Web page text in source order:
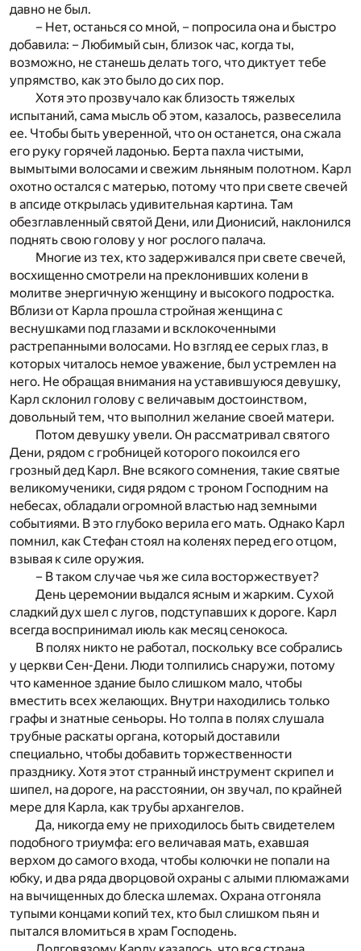
давно не был.
– Нет, останься со мной, – попросила она и быстро
добавила: – Любимый сын, близок час, когда ты,
возможно, не станешь делать того, что диктует тебе
упрямство, как это было до сих пор.
Хотя это прозвучало как близость тяжелых
испытаний, сама мысль об этом, казалось, развеселила
ее. Чтобы быть уверенной, что он останется, она сжала
его руку горячей ладонью. Берта пахла чистыми,
вымытыми волосами и свежим льняным полотном. Карл
охотно остался с матерью, потому что при свете свечей
в апсиде открылась удивительная картина. Там
обезглавленный святой Дени, или Дионисий, наклонился
поднять свою голову у ног рослого палача.
Многие из тех, кто задерживался при свете свечей,
восхищенно смотрели на преклонивших колени в
молитве энергичную женщину и высокого подростка.
Вблизи от Карла прошла стройная женщина с
веснушками под глазами и всклокоченными
растрепанными волосами. Но взгляд ее серых глаз, в
которых читалось немое уважение, был устремлен на
него. Не обращая внимания на уставившуюся девушку,
Карл склонил голову с величавым достоинством,
довольный тем, что выполнил желание своей матери.
Потом девушку увели. Он рассматривал святого
Дени, рядом с гробницей которого покоился его
грозный дед Карл. Вне всякого сомнения, такие святые
великомученики, сидя рядом с троном Господним на
небесах, обладали огромной властью над земными
событиями. В это глубоко верила его мать. Однако Карл
помнил, как Стефан стоял на коленях перед его отцом,
взывая к силе оружия.
– В таком случае чья же сила восторжествует?
День церемонии выдался ясным и жарким. Сухой
сладкий дух шел с лугов, подступавших к дороге. Карл
всегда воспринимал июль как месяц сенокоса.
В полях никто не работал, поскольку все собрались
у церкви Сен-Дени. Люди толпились снаружи, потому
что каменное здание было слишком мало, чтобы
вместить всех желающих. Внутри находились только
графы и знатные сеньоры. Но толпа в полях слушала
трубные раскаты органа, который доставили
специально, чтобы добавить торжественности
празднику. Хотя этот странный инструмент скрипел и
шипел, на дороге, на расстоянии, он звучал, по крайней
мере для Карла, как трубы архангелов.
Да, никогда ему не приходилось быть свидетелем
подобного триумфа: его величавая мать, ехавшая
верхом до самого входа, чтобы колючки не попали на
юбку, и два ряда дворцовой охраны с алыми плюмажами
на вычищенных до блеска шлемах. Охрана отгоняла
тупыми концами копий тех, кто был слишком пьян и
пытался вломиться в храм Господень.